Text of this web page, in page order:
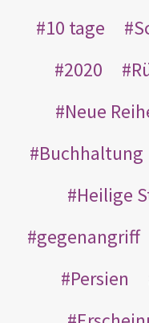
10 tage
2020
Neue
Buchhaltung
Heilige
gegenangriff
Persien